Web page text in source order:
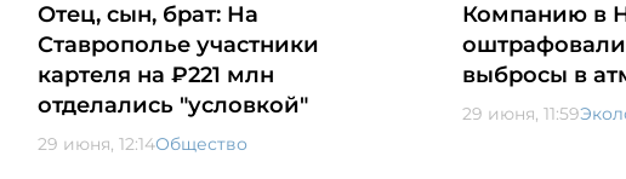
Отец, сын, брат: На
Ставрополье участники
картеля на ₽221 млн
отделались "условкой"
29 июня, 12:14Общество
Компанию в
оштрафовали
выбросы в
29 июня, 11:59